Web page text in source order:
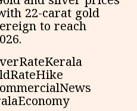
22-carat gold
to reach